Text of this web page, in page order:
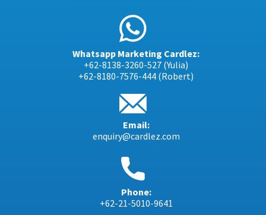
Whatsapp Marketing Cardlez:
+62-8138-3260-527 (Yulia)
+62-8180-7576-444 (Robert)
Email:
enquiry@cardlez.com
Phone:
+62-21-5010-9641